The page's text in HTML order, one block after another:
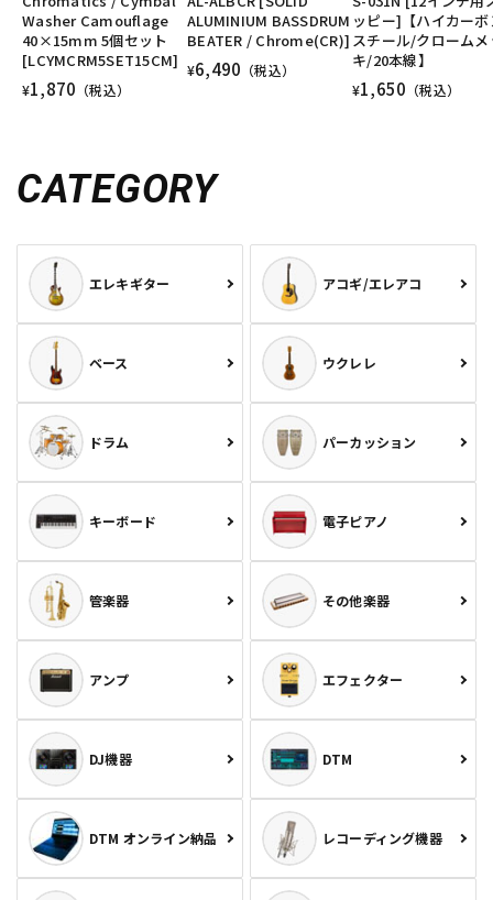
Washer Camouflage
40×15mm 5個セット
[LCYMCRM5SET15CM]
¥1,870 （税込）
ALUMINIUM BASSDRUM
BEATER / Chrome(CR)]
¥6,490 （税込）
ッピー]【ハイカーボ
スチール/クロームメ
キ/20本線】
¥1,650 （税込）
CATEGORY
エレキギター アコギ/エレアコ
ベース ウクレレ
ドラム パーカッション
キーボード 電子ピアノ
管楽器 その他楽器
アンプ エフェクター
DJ機器 DTM
DTM オンライン納品 レコーディング機器